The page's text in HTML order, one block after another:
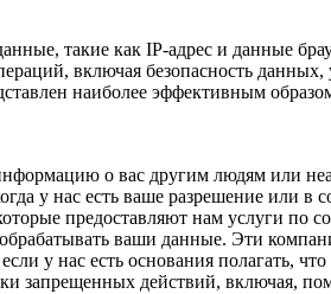
такие как IP-адрес и данные
включая безопасность
наиболее эффективным
о вас другим людям или
у нас есть ваше разрешение или в
предоставляют нам услуги по
ваши данные. Эти
нас есть основания полагать,
запрещенных действий, включая,